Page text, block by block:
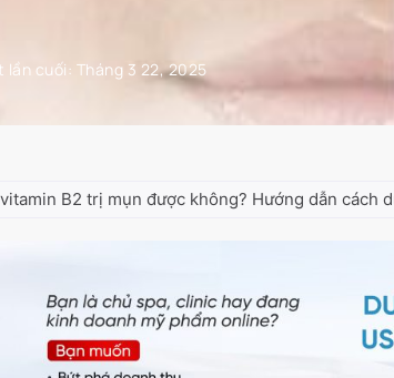
lần cuối: Tháng 3 22, 2025
B2 trị mụn được không? Hướng dẫn cách